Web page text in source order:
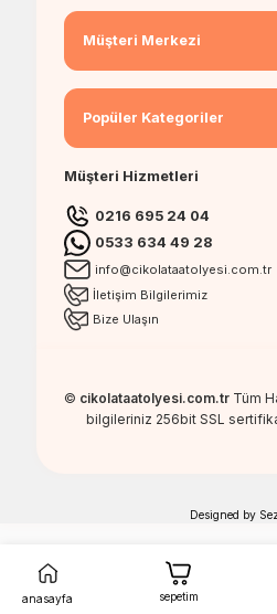
anasayfa sepetim
Müşteri Merkezi
Popüler Kategoriler
Müşteri Hizmetleri
0216 695 24 04
0533 634 49 28
info@cikolataatolyesi.com.tr
İletişim Bilgilerimiz
Bize Ulaşın
© cikolataatolyesi.com.tr Tüm
bilgileriniz 256bit SSL
Designed by